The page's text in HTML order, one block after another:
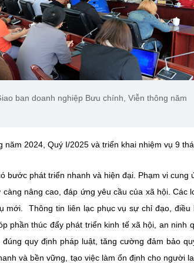
ban doanh nghiệp Bưu chính, Viễn thông năm
2024, Quý I/2025 và triển khai nhiệm vụ 9
bước phát triển nhanh và hiện đại. Phạm vi cung
nâng cao, đáp ứng yêu cầu của xã hội. Các
mới.Thông tin liên lạc phục vụ sự chỉ đạo, điều
phần thúc đẩy phát triển kinh tế xã hội, an ninh
quy định pháp luật, tăng cường đảm bảo
và bền vững, tạo việc làm ổn định cho người